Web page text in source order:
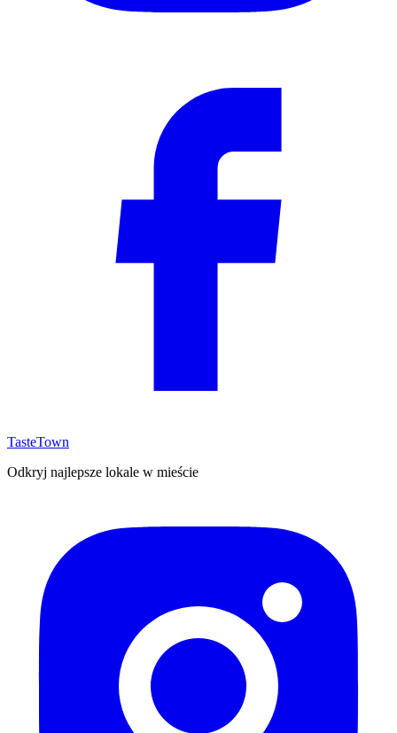
TasteTown
Odkryj najlepsze lokale w mieście